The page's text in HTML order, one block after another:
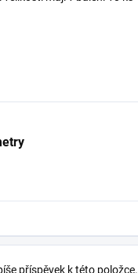
příspěvek k této položce.